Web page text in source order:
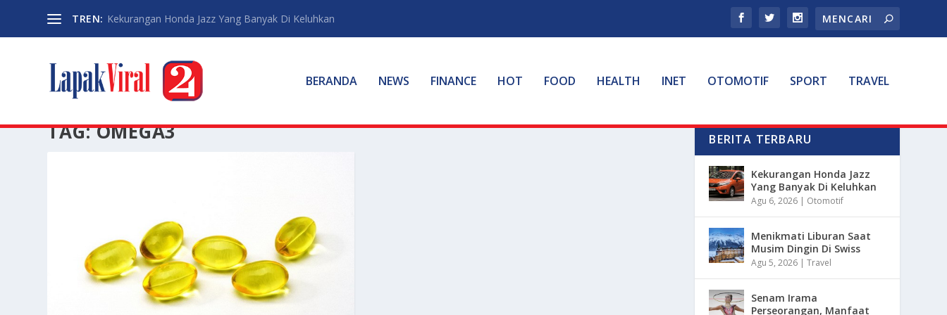
TREN: Kekurangan Honda Jazz Yang Banyak Di Keluhkan
BERANDA NEWS FINANCE HOT FOOD HEALTH INET OTOMOTIF SPORT TRAVEL
TAG:OMEGA3 BERITA TERBARU
Kekurangan Honda Jazz
Yang Banyak Di Keluhkan
Agu 6, 2026 | Otomotif
Menikmati Liburan Saat
Musim Dingin Di Swiss
Agu 5, 2026 |Travel
Senam Irama
Perseorangan, Manfaat